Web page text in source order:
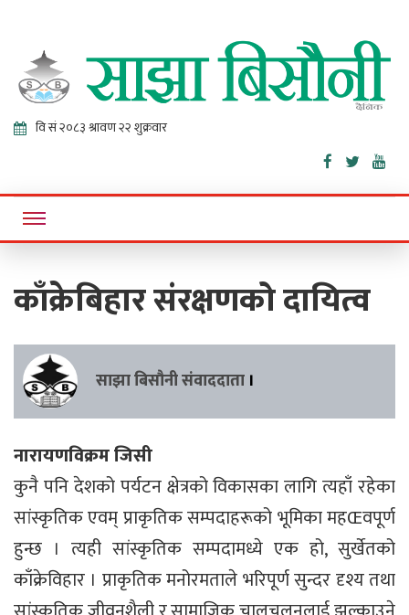
Sajha
Bisaunee
Online News Portal
काँक्रेबिहार संरक्षणको दायित्व
साझा बिसौनी संवाददाता ।
नारायणविक्रम जिसी
कुनै पनि देशको पर्यटन क्षेत्रको विकासका लागि त्यहाँ रहेका
सांस्कृतिक एवम् प्राकृतिक सम्पदाहरूको भूमिका महŒवपूर्ण
हुन्छ । त्यही सांस्कृतिक सम्पदामध्ये एक हो, सुर्खेतको
काँक्रेविहार । प्राकृतिक मनोरमताले भरिपूर्ण सुन्दर दृश्य तथा